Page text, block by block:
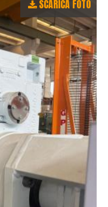
SCARICA FOTO